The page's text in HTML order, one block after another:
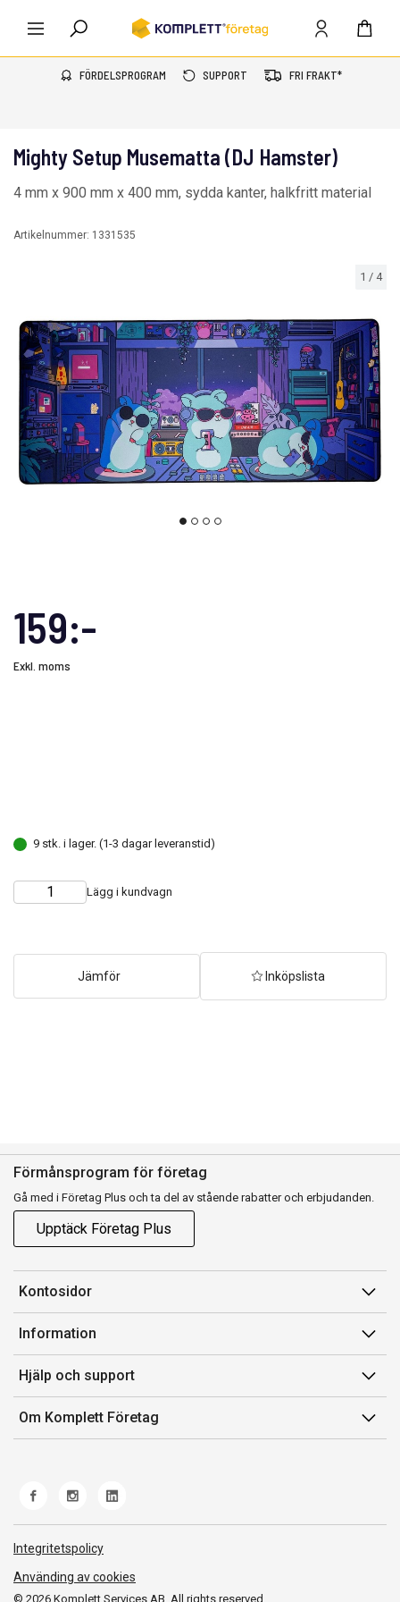
FÖRDELSPROGRAM SUPPORT FRI FRAKT*
1 / 4
Mighty Setup Musematta (DJ Hamster)
4 mm x 900 mm x 400 mm, sydda kanter, halkfritt material
Artikelnummer: 1331535
159:-
Exkl. moms
9 stk. i lager. (1-3 dagar leveranstid)
Choose
Quantity Lägg i kundvagn
Jämför Inköpslista
Förmånsprogram för företag
Gå med i Företag Plus och ta del av stående rabatter och erbjudanden.
Upptäck Företag Plus
Kontosidor
Mina sidor
Orderhistorik
Fakturor & Kvitton
Inköpslistor
Information
Försäljningsvillkor
Villkor för Komplett Företag Plus
Felsökning & guider
Hjälp och support
Kontakta oss
Kundservice
Frakt och leverans
Om Komplett Företag
© 2026 Komplett Services AB. All rights reserved.
Integritetspolicy
Använding av cookies